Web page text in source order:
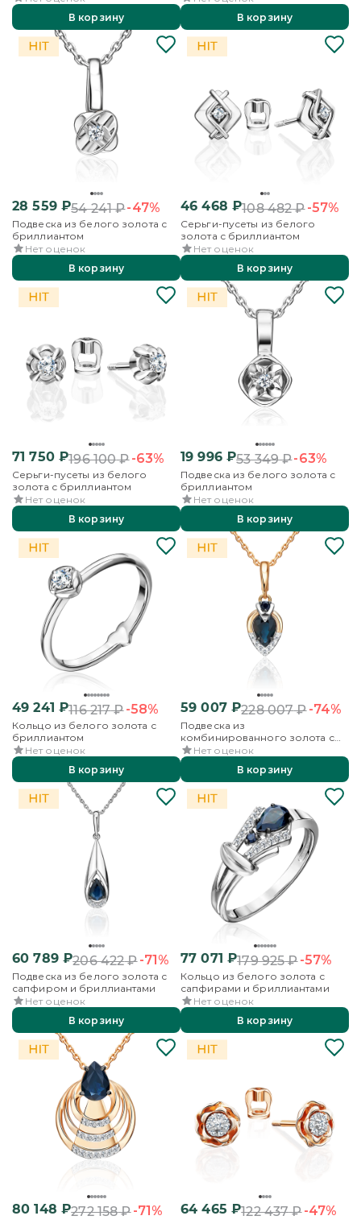
В корзину
В корзину
28 559₽54 241₽-47%
Подвеска из белого золота с
бриллиантом
Нет оценок
В корзину
46 468 ₽108 482₽-57%
Серьги-пусеты из белого
золота с бриллиантом
Нет оценок
В корзину
71 750₽196 100₽-63%
Серьги-пусеты из белого
золота с бриллиантом
Нет оценок
В корзину
19 996₽53 349₽-63%
Подвеска из белого золота с
бриллиантом
Нет оценок
В корзину
49 241 ₽116 217₽-58%
Кольцо из белого золота с
бриллиантом
Нет оценок
В корзину
59 007₽228 007₽-74%
Подвеска из
комбинированного золота с
сапфирами и бриллиантами
Нет оценок
В корзину
60 789₽206 422₽-71%
Подвеска из белого золота с
сапфиром и бриллиантами
Нет оценок
В корзину
77 071 ₽179 925₽-57%
Кольцо из белого золота с
сапфирами и бриллиантами
Нет оценок
В корзину
80 148 ₽272 158₽-71% 64 465 ₽122 437₽-47%